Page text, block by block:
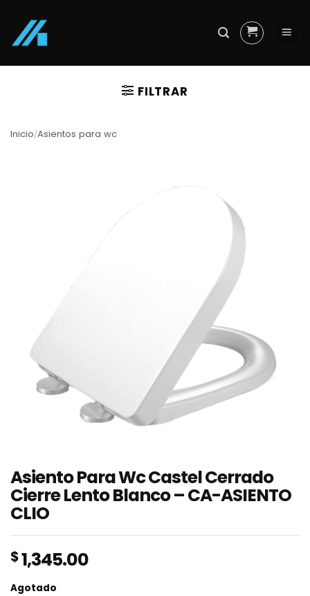
content
FILTRAR
Inicio/Asientos para wc
Asiento Para Wc Castel Cerrado
Cierre Lento Blanco – CA-ASIENTO
CLIO
$1,345.00
Agotado